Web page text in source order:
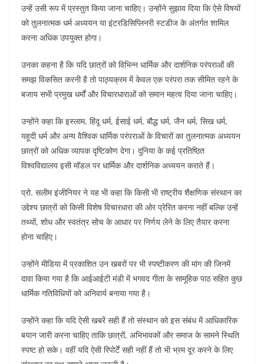
उन्हें उसी रूप में प्रस्तुत किया जाना चाहिए। उन्होंने सुझाव दिया कि ऐसे विषयों
को तुलनात्मक धर्म अध्ययन या इंटरडिसिप्लिनरी स्टडीज के अंतर्गत शामिल
करना अधिक उपयुक्त होगा।
उनका कहना है कि यदि छात्रों को विभिन्न धार्मिक और दार्शनिक परंपराओं की
समझ विकसित करनी है तो पाठ्यक्रम में केवल एक परंपरा तक सीमित रहने के
बजाय सभी प्रमुख धर्मों और विचारधाराओं को समान महत्व दिया जाना चाहिए।
उन्होंने कहा कि इस्लाम, हिंदू धर्म, ईसाई धर्म, बौद्ध धर्म, जैन धर्म, सिख धर्म,
यहूदी धर्म और अन्य वैश्विक धार्मिक परंपराओं के विचारों का तुलनात्मक अध्ययन
छात्रों को अधिक व्यापक दृष्टिकोण देगा। दुनिया के कई प्रतिष्ठित
विश्वविद्यालय इसी मॉडल पर धार्मिक और दार्शनिक अध्ययन कराते हैं।
प्रो. सलीम इंजीनियर ने यह भी कहा कि किसी भी राष्ट्रीय शैक्षणिक संस्थान का
उद्देश्य छात्रों को किसी विशेष विचारधारा की ओर प्रेरित करना नहीं बल्कि उन्हें
तथ्यों, शोध और स्वतंत्र सोच के आधार पर निर्णय लेने के लिए तैयार करना
होना चाहिए।
उन्होंने मीडिया में प्रकाशित उन खबरों पर भी स्पष्टीकरण की मांग की जिनमें
दावा किया गया है कि आईआईटी मंडी में भगवद गीता के सामूहिक पाठ सहित कुछ
धार्मिक गतिविधियों को अनिवार्य बनाया गया है।
उन्होंने कहा कि यदि ऐसी खबरें सही हैं तो संस्थान को इस संबंध में आधिकारिक
बयान जारी करना चाहिए ताकि छात्रों, अभिभावकों और समाज के सामने स्थिति
स्पष्ट हो सके। वहीं यदि ऐसी रिपोर्टें सही नहीं हैं तो भी भ्रम दूर करने के लिए